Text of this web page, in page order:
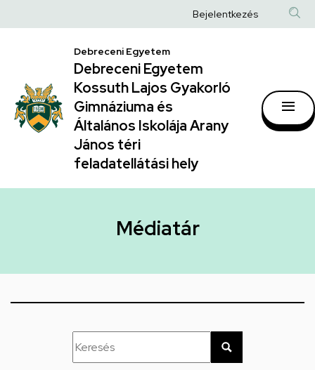
Debreceni
Egyetem
Kossuth
Lajos
Gyakorló
Gimnáziuma
János
téri
a
Anonim
fiók
menüje
Bejelentkezés
Debreceni Egyetem
Debreceni Egyetem
Kossuth Lajos Gyakorló
Gimnáziuma és
Általános Iskolája Arany
János téri
feladatellátási hely
Médiatár